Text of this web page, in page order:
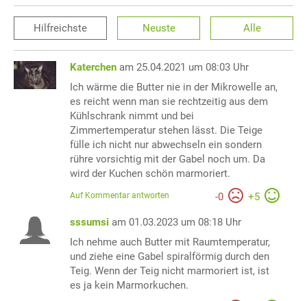
Hilfreichste Neuste Alle
Katerchen am 25.04.2021 um 08:03 Uhr
Ich wärme die Butter nie in der Mikrowelle an,
es reicht wenn man sie rechtzeitig aus dem
Kühlschrank nimmt und bei
Zimmertemperatur stehen lässt. Die Teige
fülle ich nicht nur abwechseln ein sondern
rühre vorsichtig mit der Gabel noch um. Da
wird der Kuchen schön marmoriert.
-0 +5
Auf Kommentar antworten
sssumsi am 01.03.2023 um 08:18 Uhr
Ich nehme auch Butter mit Raumtemperatur,
und ziehe eine Gabel spiralförmig durch den
Teig. Wenn der Teig nicht marmoriert ist, ist
es ja kein Marmorkuchen.